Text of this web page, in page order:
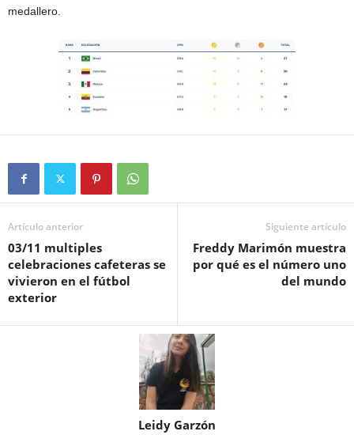
medallero.
Artículo anterior
03/11 multiples
celebraciones cafeteras se
vivieron en el fútbol
exterior
Siguiente artículo
Freddy Marimón muestra
por qué es el número uno
del mundo
Leidy Garzón